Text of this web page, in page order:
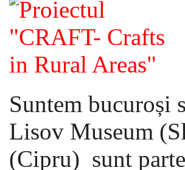
Suntem bucuroși
Lisov Museum
(Cipru) sunt